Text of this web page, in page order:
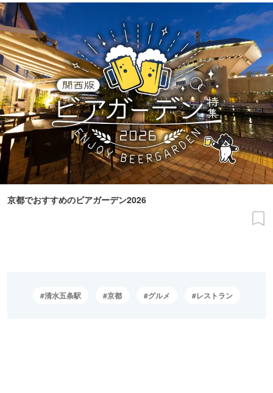
京都でおすすめのビアガーデン2026
清水五条駅 京都 グルメ レストラン